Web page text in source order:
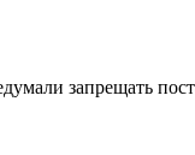
запрещать